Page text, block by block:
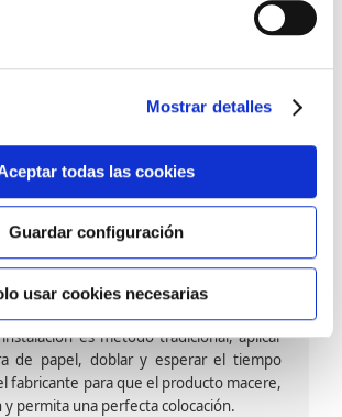
Mostrar detalles
todas las cookies
Guardar configuración
usar cookies necesarias
en base agua. En zonas de
proteger con placas, silestone,
en exceso dañaría el papel. Su
cola en la pared y tira en seco, sin
rápida y sencilla.
calidad papel:
una capa de papel sobre un soporte de
es método tradicional, aplicar
de papel, doblar y esperar el tiempo
fabricante para que el producto macere,
y permita una perfecta colocación.